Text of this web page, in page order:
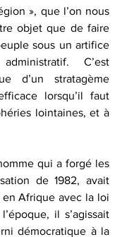
», que l’on nous
objet que de faire
sous un artifice
C’est
d’un stratagème
lorsqu’il faut
lointaines, et à
qui a forgé les
de 1982, avait
Afrique avec la loi
il s’agissait
démocratique à la